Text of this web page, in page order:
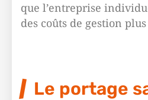
que l’entreprise
des coûts de gestion
Le portage